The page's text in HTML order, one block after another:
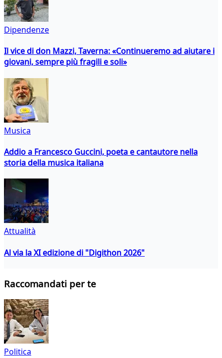
Dipendenze
Il vice di don Mazzi, Taverna: «Continueremo ad aiutare i
giovani, sempre più fragili e soli»
Musica
Addio a Francesco Guccini, poeta e cantautore nella
storia della musica italiana
Attualità
Al via la XI edizione di "Digithon 2026"
Raccomandati per te
Politica